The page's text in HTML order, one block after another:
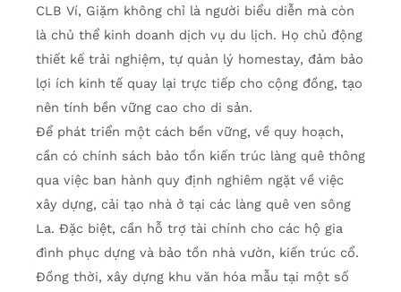
CLB Ví, Giặm không chỉ là người biểu diễn mà còn
là chủ thể kinh doanh dịch vụ du lịch. Họ chủ động
thiết kế trải nghiệm, tự quản lý homestay, đảm bảo
lợi ích kinh tế quay lại trực tiếp cho cộng đồng, tạo
nên tính bền vững cao cho di sản.
Để phát triển một cách bền vững, về quy hoạch,
cần có chính sách bảo tồn kiến trúc làng quê thông
qua việc ban hành quy định nghiêm ngặt về việc
xây dựng, cải tạo nhà ở tại các làng quê ven sông
La. Đặc biệt, cần hỗ trợ tài chính cho các hộ gia
đình phục dựng và bảo tồn nhà vườn, kiến trúc cổ.
Đồng thời, xây dựng khu văn hóa mẫu tại một số